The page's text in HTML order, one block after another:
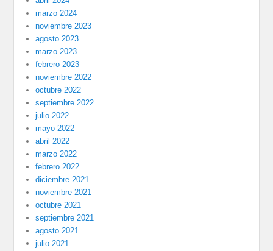
marzo 2024
noviembre 2023
agosto 2023
marzo 2023
febrero 2023
noviembre 2022
octubre 2022
septiembre 2022
julio 2022
mayo 2022
abril 2022
marzo 2022
febrero 2022
diciembre 2021
noviembre 2021
octubre 2021
septiembre 2021
agosto 2021
julio 2021